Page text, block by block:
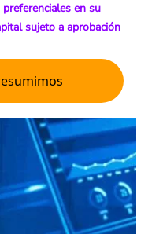
en su
sujeto a aprobación